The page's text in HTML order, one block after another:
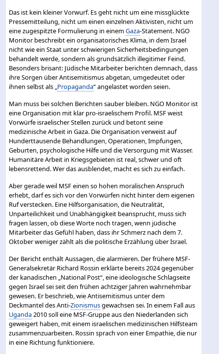
Das ist kein kleiner Vorwurf. Es geht nicht um eine missglückte
Pressemitteilung, nicht um einen einzelnen Aktivisten, nicht um
eine zugespitzte Formulierung in einemGaza-Statement. NGO
Monitor beschreibt ein organisatorisches Klima, in dem Israel
nicht wie ein Staat unter schwierigen Sicherheitsbedingungen
behandelt werde, sondern als grundsätzlich illegitimer Feind.
Besonders brisant: Jüdische Mitarbeiter berichten demnach, dass
ihre Sorgen über Antisemitismus abgetan, umgedeutet oder
ihnen selbst als „ Propaganda“ angelastet worden seien.
Man muss bei solchen Berichten sauber bleiben. NGO Monitor ist
eine Organisation mit klar pro-israelischem Profil. MSF weist
Vorwürfe israelischer Stellen zurück und betont seine
medizinische Arbeit in Gaza. Die Organisation verweist auf
Hunderttausende Behandlungen, Operationen, Impfungen,
Geburten, psychologische Hilfe und die Versorgung mit Wasser.
Humanitäre Arbeit in Kriegsgebieten ist real, schwer und oft
lebensrettend. Wer das ausblendet, macht es sich zu einfach.
Aber gerade weil MSF einen so hohen moralischen Anspruch
erhebt, darf es sich vor den Vorwürfen nicht hinter dem eigenen
Ruf verstecken. Eine Hilfsorganisation, die Neutralität,
Unparteilichkeit und Unabhängigkeit beansprucht, muss sich
fragen lassen, ob diese Worte noch tragen, wenn jüdische
Mitarbeiter das Gefühl haben, dass ihr Schmerz nach dem 7.
Oktober weniger zählt als die politische Erzählung über Israel.
Der Bericht enthält Aussagen, die alarmieren. Der frühere MSF-
Generalsekretär Richard Rossin erklärte bereits 2024 gegenüber
der kanadischen „National Post“, eine ideologische Schlagseite
gegen Israel sei seit den frühen achtziger Jahren wahrnehmbar
gewesen. Er beschrieb, wie Antisemitismus unter dem
Deckmantel des Anti-Zionismusgewachsen sei. In einem Fall aus
Uganda 2010 soll eine MSF-Gruppe aus den Niederlanden sich
geweigert haben, mit einem israelischen medizinischen Hilfsteam
zusammenzuarbeiten. Rossin sprach von einer Empathie, die nur
in eine Richtung funktioniere.